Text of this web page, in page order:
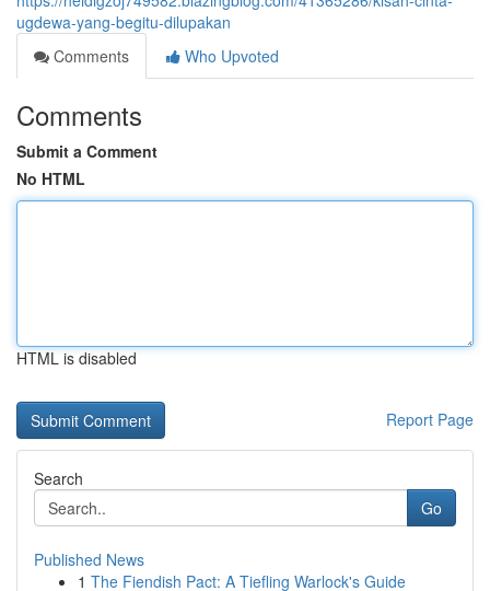
ugdewa-yang-begitu-dilupakan
Comments
Who Upvoted
Comments
Submit a Comment
No HTML
HTML is disabled
Report Page
Search
Go
Published News
1 The Fiendish Pact: A Tiefling Warlock's Guide